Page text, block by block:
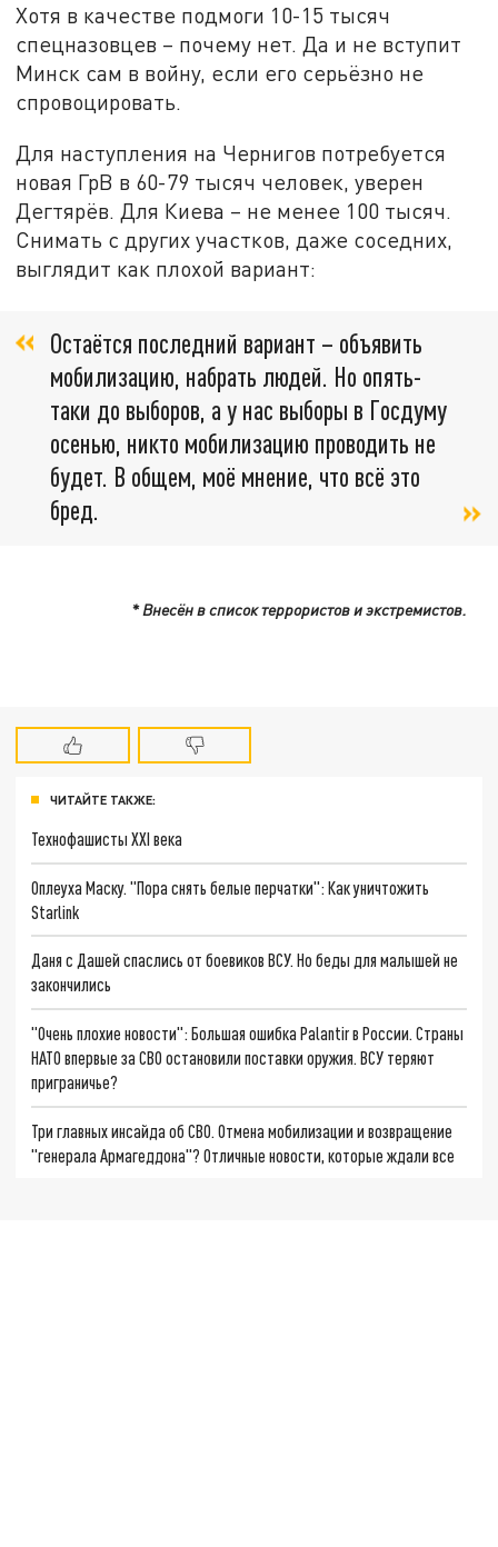
Хотя в качестве подмоги 10-15 тысяч
спецназовцев – почему нет. Да и не вступит
Минск сам в войну, если его серьёзно не
спровоцировать.
Для наступления на Чернигов потребуется
новая ГрВ в 60-79 тысяч человек, уверен
Дегтярёв. Для Киева – не менее 100 тысяч.
Снимать с других участков, даже соседних,
выглядит как плохой вариант:
Остаётся последний вариант – объявить
мобилизацию, набрать людей. Но опять-
таки до выборов, а у нас выборы в Госдуму
осенью, никто мобилизацию проводить не
будет. В общем, моё мнение, что всё это
бред.
* Внесён в список террористов и экстремистов.
ЧИТАЙТЕ ТАКЖЕ:
Технофашисты XXI века
Оплеуха Маску. "Пора снять белые перчатки": Как уничтожить
Starlink
Даня с Дашей спаслись от боевиков ВСУ. Но беды для малышей не
закончились
"Очень плохие новости": Большая ошибка Palantir в России. Страны
НАТО впервые за СВО остановили поставки оружия. ВСУ теряют
приграничье?
Три главных инсайда об СВО. Отмена мобилизации и возвращение
"генерала Армагеддона"? Отличные новости, которые ждали все